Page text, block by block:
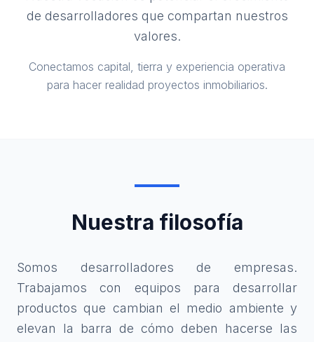
de desarrolladores que compartan nuestros
valores.
Conectamos capital, tierra y experiencia operativa
para hacer realidad proyectos inmobiliarios.
Nuestra filosofía
Somos desarrolladores de empresas.
Trabajamos con equipos para desarrollar
productos que cambian el medio ambiente y
elevan la barra de cómo deben hacerse las